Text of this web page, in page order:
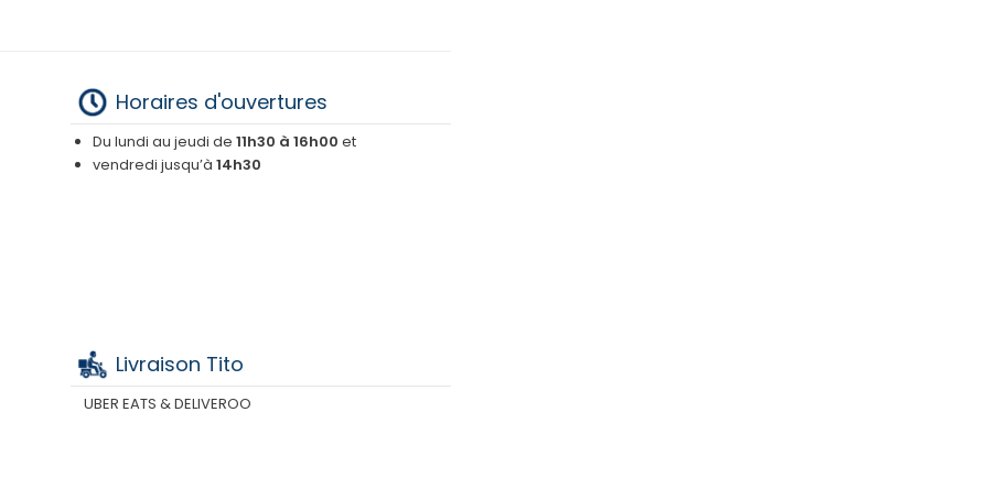
Horaires d'ouvertures
Du lundi au jeudi de 11h30 à 16h00 et
vendredi jusqu’à 14h30
Livraison Tito
UBER EATS & DELIVEROO